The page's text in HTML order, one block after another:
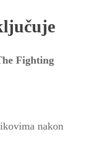
Fighting
nakon